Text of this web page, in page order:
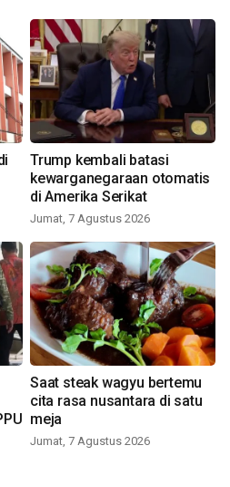
Trump kembali batasi
kewarganegaraan otomatis
di Amerika Serikat
Jumat, 7 Agustus 2026
Saat steak wagyu bertemu
cita rasa nusantara di satu
meja
Jumat, 7 Agustus 2026